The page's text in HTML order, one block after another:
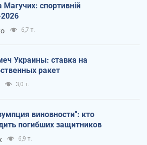
спортивній
6,7 т.
Украины: ставка на
ракет
3,0 т.
виновности": кто
погибших защитников
6,9 т.